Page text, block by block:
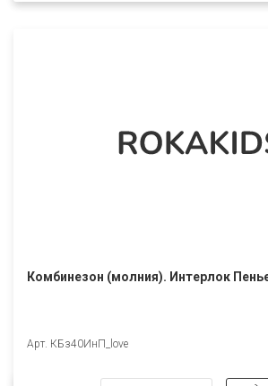
Комбинезон (молния). Интерлок
Арт. КБз40ИнП_love